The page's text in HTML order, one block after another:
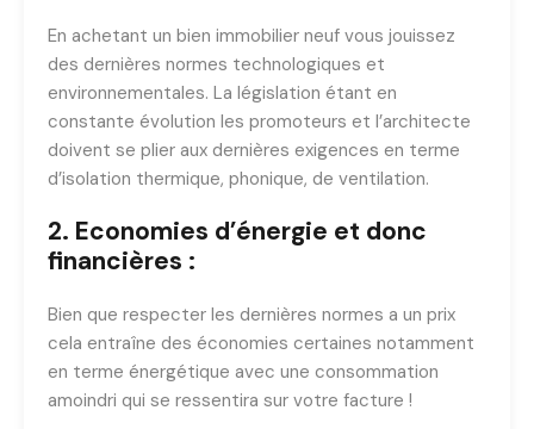
En achetant un bien immobilier neuf vous jouissez
des dernières normes technologiques et
environnementales. La législation étant en
constante évolution les promoteurs et l’architecte
doivent se plier aux dernières exigences en terme
d’isolation thermique, phonique, de ventilation.
2. Economies d’énergie et donc
financières :
Bien que respecter les dernières normes a un prix
cela entraîne des économies certaines notamment
en terme énergétique avec une consommation
amoindri qui se ressentira sur votre facture !